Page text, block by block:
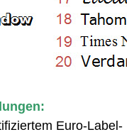
Euro-Label-